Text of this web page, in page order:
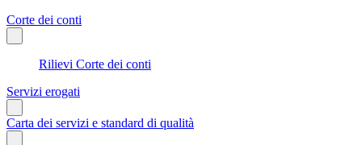
Corte dei conti
Rilievi Corte dei conti
Servizi erogati
Carta dei servizi e standard di qualità